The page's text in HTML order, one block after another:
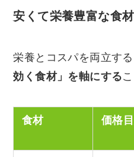
安くて栄養豊富な食
栄養とコスパを両立する
効く食材」を軸にする
食材 価格